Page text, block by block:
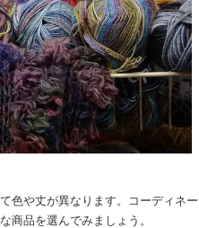
色や丈が異なります。コーディネー
商品を選んでみましょう。